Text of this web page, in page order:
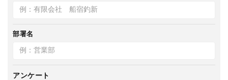
部署名
アンケート